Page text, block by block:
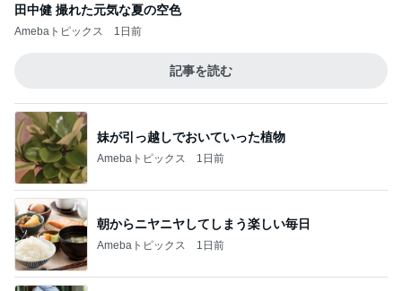
田中健 撮れた元気な夏の空色
Amebaトピックス 1日前
記事を読む
妹が引っ越しでおいていった植物
Amebaトピックス 1日前
朝からニヤニヤしてしまう楽しい毎日
Amebaトピックス 1日前